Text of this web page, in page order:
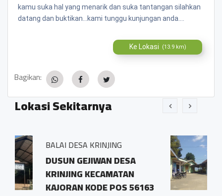
kamu suka hal yang menarik dan suka tantangan silahkan
datang dan buktikan...kami tunggu kunjungan anda....
Ke Lokasi (13.9 km)
Bagikan:
Lokasi Sekitarnya
DESA
POS 56163
BALAI DESA
Sidosari Rt/Rw 01/
pringombo
magelang.56161